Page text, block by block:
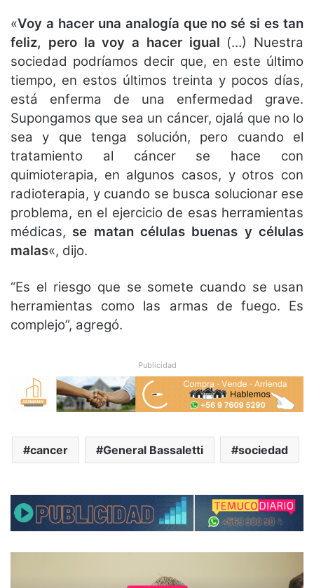
«Voy a hacer una analogía que no sé si es tan
feliz, pero la voy a hacer igual (…) Nuestra
sociedad podríamos decir que, en este último
tiempo, en estos últimos treinta y pocos días,
está enferma de una enfermedad grave.
Supongamos que sea un cáncer, ojalá que no lo
sea y que tenga solución, pero cuando el
tratamiento al cáncer se hace con
quimioterapia, en algunos casos, y otros con
radioterapia, y cuando se busca solucionar ese
problema, en el ejercicio de esas herramientas
médicas, se matan células buenas y células
malas«, dijo.
“Es el riesgo que se somete cuando se usan
herramientas como las armas de fuego. Es
complejo”, agregó.
Publicidad
cancer General Bassaletti sociedad